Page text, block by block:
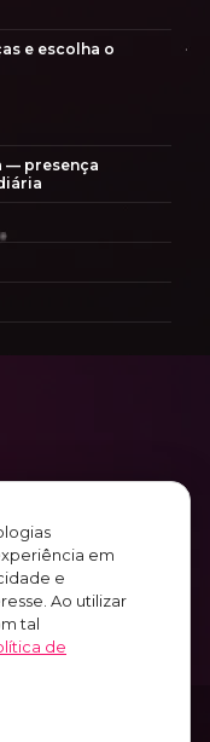
e escolha o
— presença
em
e
Ao utilizar
tal
de